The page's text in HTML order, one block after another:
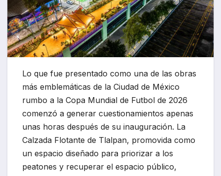
Lo que fue presentado como una de las obras
más emblemáticas de la Ciudad de México
rumbo a la Copa Mundial de Futbol de 2026
comenzó a generar cuestionamientos apenas
unas horas después de su inauguración. La
Calzada Flotante de Tlalpan, promovida como
un espacio diseñado para priorizar a los
peatones y recuperar el espacio público,